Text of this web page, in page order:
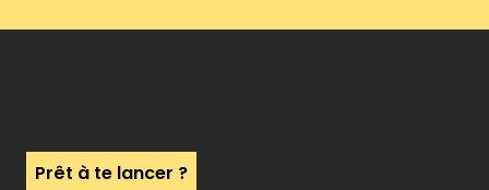
Prêt à te lancer ?